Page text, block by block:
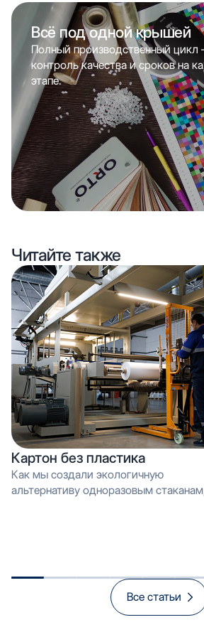
Всё под одной крышей
Полный производственный
контроль качества и сроков на
этапе.
Читайте также
Картон без пластика
Как мы создали экологичную
альтернативу одноразовым стаканам,
Все статьи